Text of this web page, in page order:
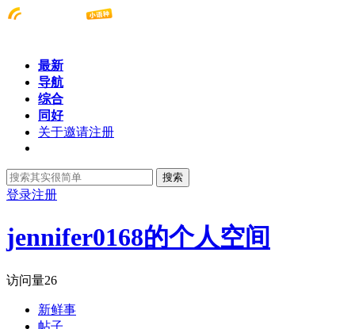
最新
导航
综合
同好
关于邀请注册
搜索
登录注册
jennifer0168的个人空间
访问量26
新鲜事
帖子